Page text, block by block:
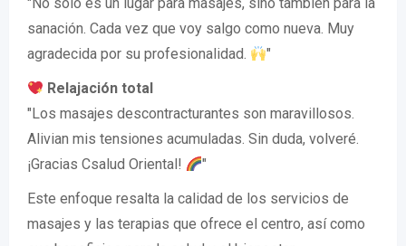
sanación. Cada vez que voy salgo como nueva. Muy
agradecida por su profesionalidad.
"
Relajación total
"Los masajes descontracturantes son maravillosos.
Alivian mis tensiones acumuladas. Sin duda, volveré.
¡Gracias Csalud Oriental!
"
Este enfoque resalta la calidad de los servicios de
masajes y las terapias que ofrece el centro, así como